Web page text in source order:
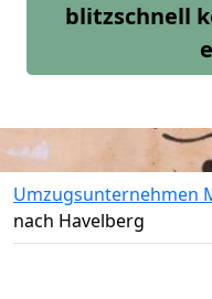
blitzschnell
Umzugsunternehmen
nach Havelberg